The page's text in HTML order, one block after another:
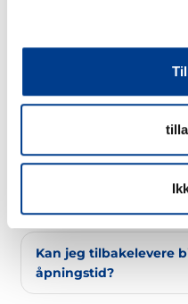
Ofte
Har dere timesleie på
For timesleie du kan
Vi regner helg/
mandag kl.08.00.
Kan jeg tilbakelevere
åpningstid?